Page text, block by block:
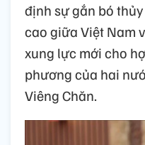
định sự gắn bó
cao giữa Việt Nam
xung lực mới cho
phương của hai
Viêng Chăn.